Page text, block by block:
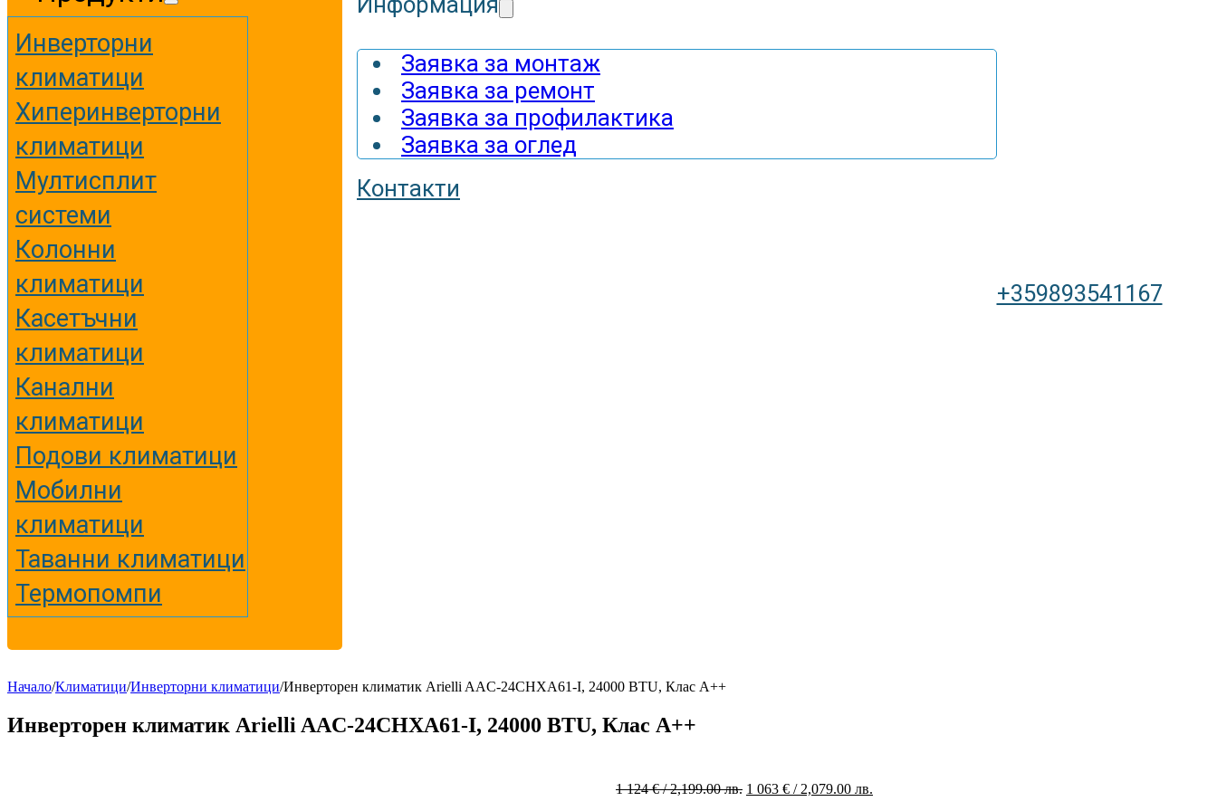
Инверторни
климатици
Хиперинверторни
климатици
Мултисплит
системи
Колонни
климатици
Касетъчни
климатици
Канални
климатици
Подови климатици
Мобилни
климатици
Таванни климатици
Термопомпи
Заявка за монтаж
Заявка за ремонт
Заявка за профилактика
Заявка за оглед
Контакти
+359893541167
Начало/Климатици/Инверторни климатици/Инверторен климатик Arielli AAC-24CHXA61-I, 24000 BTU, Клас A++
Инверторен климатик Arielli AAC-24CHXA61-I, 24000 BTU, Клас A++
1 124€ / 2,199.00 лв. Original
1 063 € / 2,079.00 лв.